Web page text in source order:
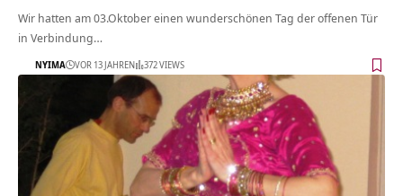
Wir hatten am 03.Oktober einen wunderschönen Tag der offenen Tür
in Verbindung…
NYIMA VOR 13 JAHREN 372 VIEWS